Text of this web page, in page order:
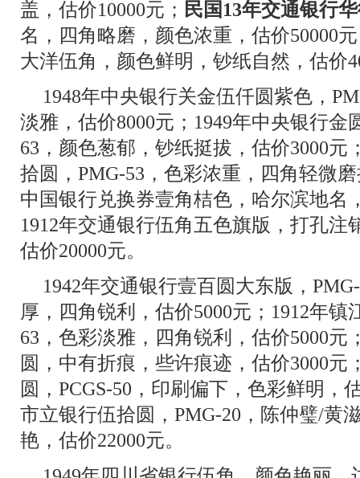
盖，估价10000元； 民国13年交通银行
名，四角略磨，颜色浓重，估价50000
大洋伍角，颜色鲜明，钞纸自然，估价
1948年中央银行关金伍仟圆紫色，
淡雅，估价8000元；1949年中央银行金
63，颜色葱郁，钞纸挺拔，估价3000元
拾圆，PMG-53，色彩浓重，四角轻微
中国银行兑换券壹角桔色，哈尔滨地名
1912年交通银行伍角五色旗版，打孔注
估价20000元。
1942年交通银行壹百圆大东版，
厚，四角锐利，估价5000元；1912年镇
63，色彩淡雅，四角锐利，估价5000元
圆，中有折痕，些许痕迹，估价3000元
圆，PCGS-50，印刷偏下，色彩鲜明，
市立银行伍拾圆，PMG-20，陈仲璧/黄
艳，估价22000元。